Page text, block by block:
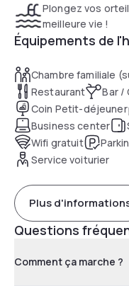
Plongez vos
meilleure vie !
Équipements de
Chambre familiale
Restaurant
Bar /
Coin Petit-déjeuner
Business center
Wifi gratuit
Service voiturier
Plus
Questions
Comment ça marche ?